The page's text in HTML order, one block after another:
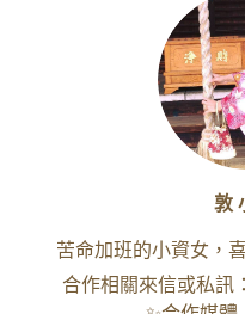
敦
苦命加班的小資女，
合作相關來信或私訊：